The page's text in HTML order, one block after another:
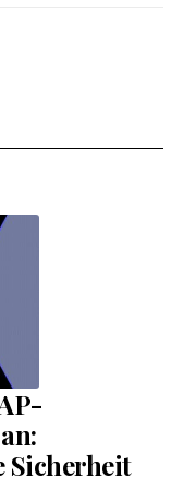
Sicherheit